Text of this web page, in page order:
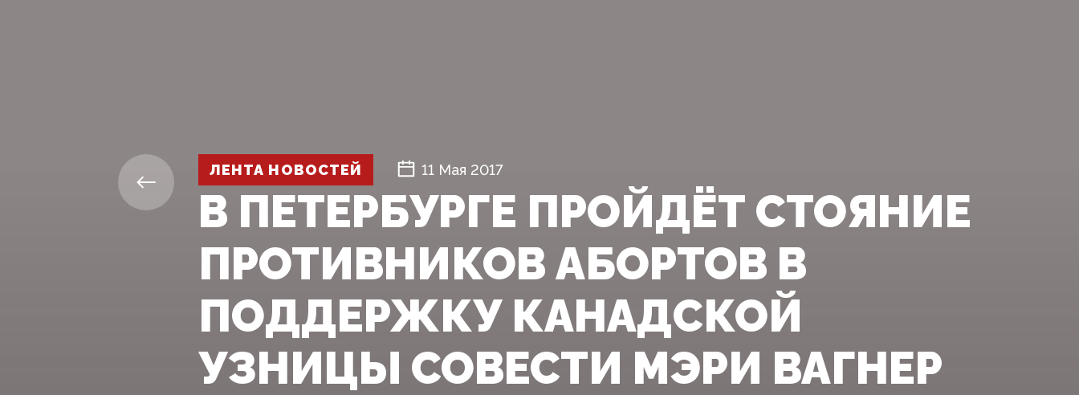
ЛЕНТА НОВОСТЕЙ 11 Мая 2017
В ПЕТЕРБУРГЕ ПРОЙДЁТ СТОЯНИЕ
ПРОТИВНИКОВ АБОРТОВ В
ПОДДЕРЖКУ КАНАДСКОЙ
УЗНИЦЫ СОВЕСТИ МЭРИ ВАГНЕР